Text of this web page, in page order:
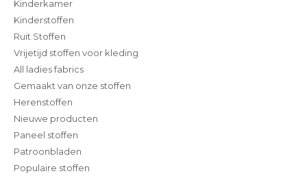
Kinderkamer
Kinderstoffen
Ruit Stoffen
Vrijetijd stoffen voor kleding
All ladies fabrics
Gemaakt van onze stoffen
Herenstoffen
Nieuwe producten
Paneel stoffen
Patroonbladen
Populaire stoffen